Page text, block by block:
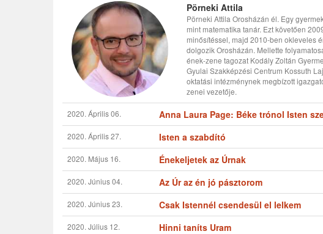
Pörneki Attila
Pörneki Attila Orosházán él. Egy
mint matematika tanár. Ezt követően
minősítéssel, majd 2010-ben okleveles
dolgozik Orosházán. Mellette
ének-zene tagozat Kodály Zoltán
Gyulai Szakképzési Centrum Kossuth
oktatási intézménynek megbízott
zenei vezetője.
2020. Április 06. Anna Laura Page: Béke trónol Isten
2020. Április 27. Isten a szabdító
2020. Május 16. Énekeljetek az Úrnak
2020. Június 04. Az Úr az én jó pásztorom
2020. Június 23. Csak Istennél csendesül el lelkem
2020. Július 12. Hinni taníts Uram